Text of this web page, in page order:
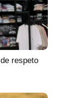
respeto